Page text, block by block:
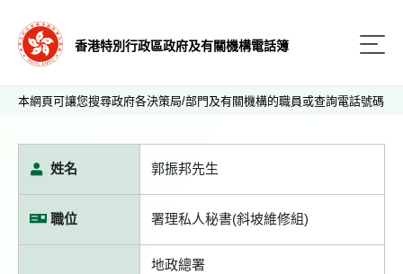
香港特別行政區政府及有關機構電話簿
本網頁可讓您搜尋政府各決策局/部門及有關機構的職員或查詢電話號碼
姓名 郭振邦先生
職位 署理私人秘書(斜坡維修組)
地政總署